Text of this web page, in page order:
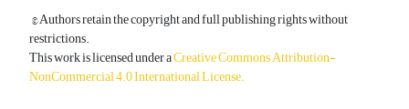
© Authors retain the copyright and full publishing rights without
restrictions.
This work is licensed under aCreative Commons Attribution-
NonCommercial 4.0 International License.